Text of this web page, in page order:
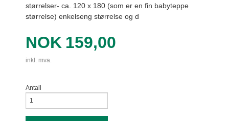
størrelser- ca. 120 x 180 (som er en fin babyteppe
størrelse) enkelseng størrelse og d
Pris
NOK 159,00
inkl. mva.
Antall